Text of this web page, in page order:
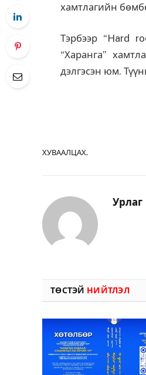
хамтлагийн
Тэрбээр “Hard
“Харанга”
дэлгэсэн юм.
ХУВААЛЦАХ.
Урлаг
ТӨСТЭЙ НИЙТЛЭЛ